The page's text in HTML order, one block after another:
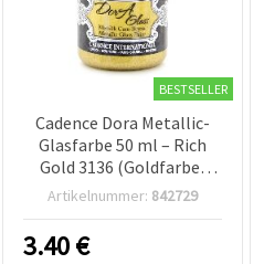
BESTSELLER
Cadence Dora Metallic-
Glasfarbe 50 ml – Rich
Gold 3136 (Goldfarbe,
kein echtes Gold) für
Artikelnummer: 842729
3.40€